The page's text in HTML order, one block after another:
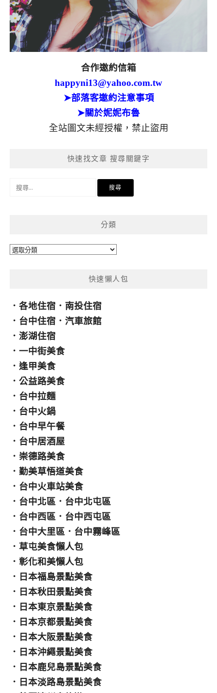
合作邀約信箱
happyni13@yahoo.com.tw
➤部落客邀約注意事項
➤關於妮妮布魯
全站圖文未經授權，禁止盜用
快速找文章 搜尋關鍵字
分類
分
快速懶人包
． 各地住宿 ． 南投住宿
． 台中住宿 ． 汽車旅館
． 澎湖住宿
． 一中街美食
． 逢甲美食
． 公益路美食
． 台中拉麵
． 台中火鍋
． 台中早午餐
． 台中居酒屋
． 崇德路美食
． 勤美草悟道美食
． 台中火車站美食
． 台中北區 ． 台中北屯區
． 台中西區 ． 台中西屯區
． 台中大里區 ． 台中霧峰區
． 草屯美食懶人包
． 彰化和美懶人包
． 日本福島景點美食
． 日本秋田景點美食
． 日本東京景點美食
． 日本京都景點美食
． 日本大阪景點美食
． 日本沖繩景點美食
． 日本鹿兒島景點美食
． 日本淡路島景點美食